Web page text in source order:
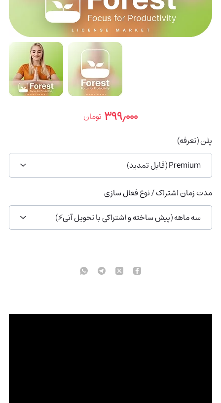
۳۹۹٫۰۰۰ تومان
پلن (تعرفه)
Premium (قابل تمدید)
مدت زمان اشتراک / نوع فعال سازی
سه ماهه (پیش ساخته و اشتراکی با تحویل آنی⚡️)